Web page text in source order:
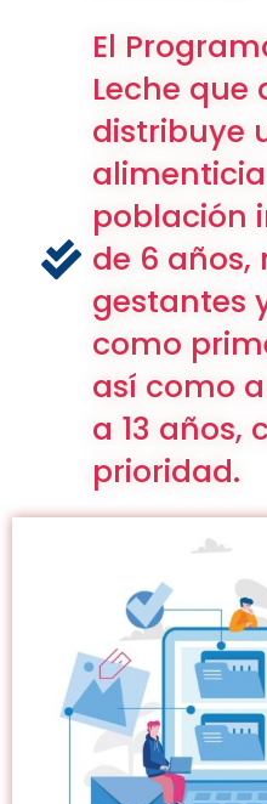
El
Leche que
distribuye
población
de 6 años,
gestantes
como
así como
a 13 años,
prioridad.